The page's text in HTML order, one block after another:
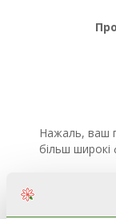
Нажаль, ваш
більш широкі